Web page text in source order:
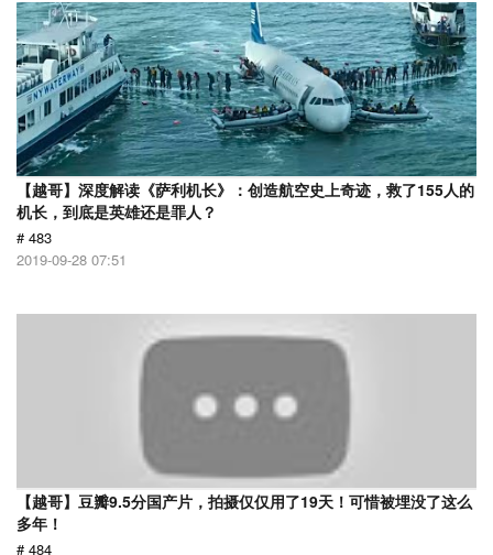
【越哥】深度解读《萨利机长》：创造航空史上奇迹，救了155人的
机长，到底是英雄还是罪人？
# 483
2019-09-28 07:51
【越哥】豆瓣9.5分国产片，拍摄仅仅用了19天！可惜被埋没了这么
多年！
# 484